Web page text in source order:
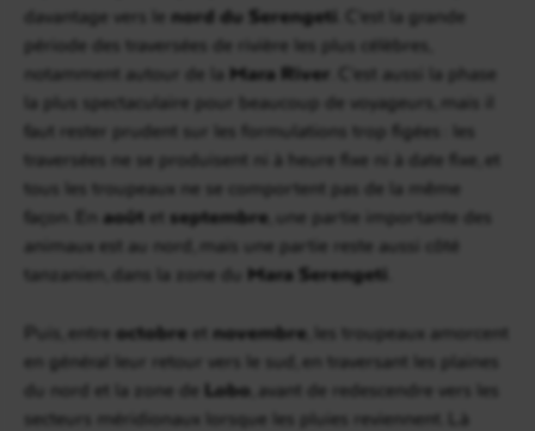
davantage vers le nord du Serengeti . C’est la grande
période des traversées de rivière les plus célèbres,
notamment autour de la Mara River . C’est aussi la phase
la plus spectaculaire pour beaucoup de voyageurs, mais il
faut rester prudent sur les formulations trop figées : les
traversées ne se produisent ni à heure fixe ni à date fixe, et
tous les troupeaux ne se comportent pas de la même
façon. En août et septembre , une partie importante des
animaux est au nord, mais une partie reste aussi côté
tanzanien, dans la zone du Mara Serengeti
Puis, entre octobre et novembre , les troupeaux amorcent
en général leur retour vers le sud, en traversant les plaines
du nord et la zone de Lobo , avant de redescendre vers les
secteurs méridionaux lorsque les pluies reviennent. Là